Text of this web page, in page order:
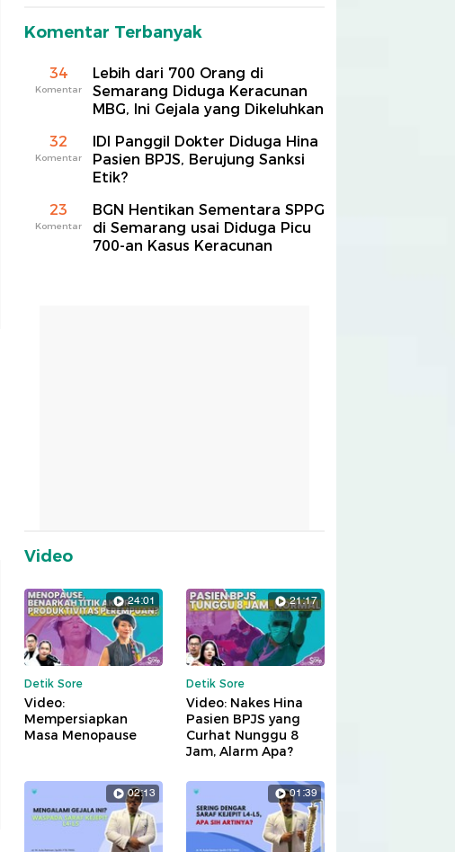
Komentar Terbanyak
34
Komentar
Lebih dari 700 Orang di
Semarang Diduga Keracunan
MBG, Ini Gejala yang Dikeluhkan
32
Komentar
IDI Panggil Dokter Diduga Hina
Pasien BPJS, Berujung Sanksi
Etik?
23
Komentar
BGN Hentikan Sementara SPPG
di Semarang usai Diduga Picu
700-an Kasus Keracunan
Video
24:01
Detik Sore
Video:
Mempersiapkan
Masa Menopause
21:17
Detik Sore
Video: Nakes Hina
Pasien BPJS yang
Curhat Nunggu 8
Jam, Alarm Apa?
02:13 01:39